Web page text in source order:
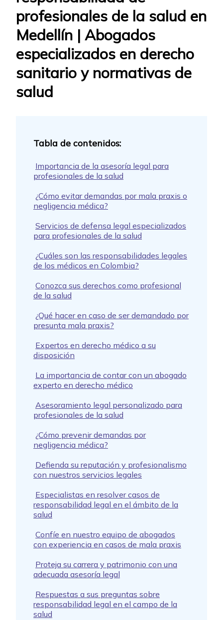
profesionales de la salud en
Medellín | Abogados
especializados en derecho
sanitario y normativas de
salud
Importancia de la asesoría legal para
profesionales de la salud
¿Cómo evitar demandas por mala praxis o
negligencia médica?
Servicios de defensa legal especializados
para profesionales de la salud
¿Cuáles son las responsabilidades legales
de los médicos en Colombia?
Conozca sus derechos como profesional
de la salud
¿Qué hacer en caso de ser demandado por
presunta mala praxis?
Expertos en derecho médico a su
disposición
La importancia de contar con un abogado
experto en derecho médico
Asesoramiento legal personalizado para
profesionales de la salud
¿Cómo prevenir demandas por
negligencia médica?
Defienda su reputación y profesionalismo
con nuestros servicios legales
Especialistas en resolver casos de
responsabilidad legal en el ámbito de la
salud
Confíe en nuestro equipo de abogados
con experiencia en casos de mala praxis
Proteja su carrera y patrimonio con una
adecuada asesoría legal
Respuestas a sus preguntas sobre
responsabilidad legal en el campo de la
salud